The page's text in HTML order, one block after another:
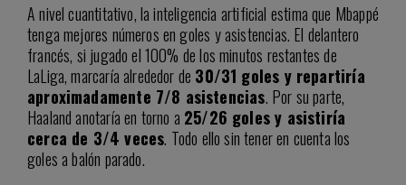
A nivel cuantitativo, la inteligencia artificial estima que Mbappé
tenga mejores números en goles y asistencias. El delantero
francés, si jugado el 100% de los minutos restantes de
LaLiga, marcaría alrededor de 30/31 goles y repartiría
aproximadamente 7/8 asistencias. Por su parte,
Haaland anotaría en torno a 25/26 goles y asistiría
cerca de 3/4 veces. Todo ello sin tener en cuenta los
goles a balón parado.